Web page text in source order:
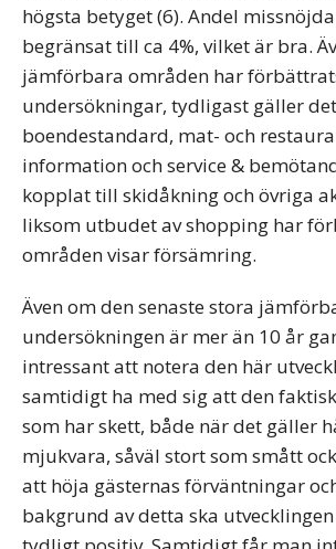
högsta betyget (6). Andel
begränsat till ca 4%, vilket är bra.
jämförbara områden har
undersökningar, tydligast gäller
boendestandard, mat- och
information och service &
kopplat till skidåkning och övriga
liksom utbudet av shopping har
områden visar försämring.
Även om den senaste stora
undersökningen är mer än 10 år
intressant att notera den här
samtidigt ha med sig att den
som har skett, både när det gäller
mjukvara, såväl stort som smått
att höja gästernas förväntningar
bakgrund av detta ska